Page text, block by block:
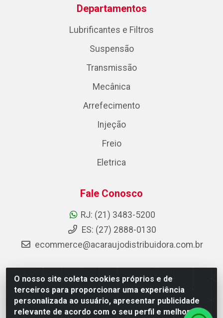
O nosso site coleta cookies próprios e de
terceiros para proporcionar uma experiência
personalizada ao usuário, apresentar publicidade
relevante de acordo com o seu perfil e melhorar a
Departamentos
Lubrificantes e Filtros
Suspensão
Transmissão
Mecânica
Arrefecimento
Injeção
Freio
Eletrica
Fale Conosco
RJ: (21) 3483-5200
ES: (27) 2888-0130
ecommerce@acaraujodistribuidora.com.br
AC Araujo Distribuidora - Rua Carneiro de Campos, 42 -
São Cristóvão, Rio de Janeiro/RJ - CEP 20.920-410 -
CNPJ 08.744.753/0003-85